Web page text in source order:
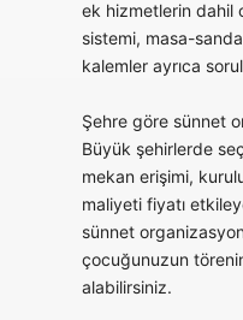
ek hizmetlerin dahil
sistemi, masa-
kalemler ayrıca
Şehre göre sünnet
Büyük şehirlerde
mekan erişimi,
maliyeti fiyatı
sünnet
çocuğunuzun
alabilirsiniz.